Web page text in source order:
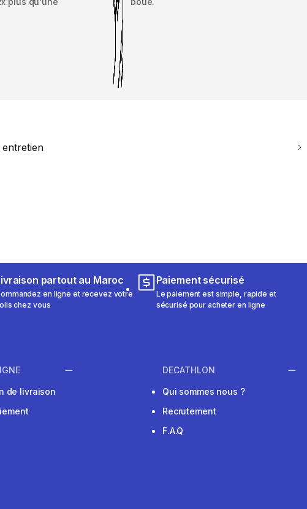
entretien
partout au Maroc
en ligne et recevez votre
chez vous
Paiement sécurisé
Le paiement est simple, rapide et
sécurisé pour acheter en ligne
de livraison
DECATHLON
Qui sommes nous ?
Recrutement
F.A.Q